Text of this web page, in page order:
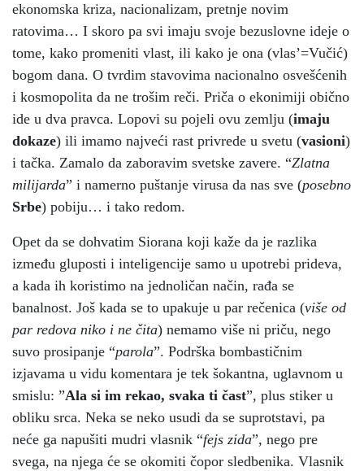
ekonomska kriza, nacionalizam, pretnje novim
ratovima… I skoro pa svi imaju svoje bezuslovne ideje o
tome, kako promeniti vlast, ili kako je ona (vlas’=Vučić)
bogom dana. O tvrdim stavovima nacionalno osvešćenih
i kosmopolita da ne trošim reči. Priča o ekonimiji obično
ide u dva pravca. Lopovi su pojeli ovu zemlju (imaju
dokaze) ili imamo najveći rast privrede u svetu (vasioni)
i tačka. Zamalo da zaboravim svetske zavere. “Zlatna
milijarda” i namerno puštanje virusa da nas sve (posebno
Srbe) pobiju… i tako redom.
Opet da se dohvatim Siorana koji kaže da je razlika
između gluposti i inteligencije samo u upotrebi prideva,
a kada ih koristimo na jednoličan način, rađa se
banalnost. Još kada se to upakuje u par rečenica (više od
par redova niko i ne čita) nemamo više ni priču, nego
suvo prosipanje “parola”. Podrška bombastičnim
izjavama u vidu komentara je tek šokantna, uglavnom u
smislu: ”Ala si im rekao, svaka ti čast”, plus stiker u
obliku srca. Neka se neko usudi da se suprotstavi, pa
neće ga napušiti mudri vlasnik “fejs zida”, nego pre
svega, na njega će se okomiti čopor sledbenika. Vlasnik